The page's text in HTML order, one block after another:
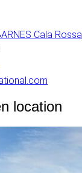
Cala Rossa
location